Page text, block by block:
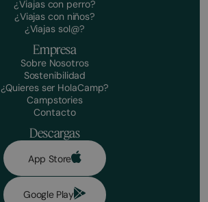
¿Viajas con perro?
¿Viajas con niños?
¿Viajas sol@?
Empresa
Sobre Nosotros
Sostenibilidad
¿Quieres ser HolaCamp?
Campstories
Contacto
Descargas
App Store
Google Play